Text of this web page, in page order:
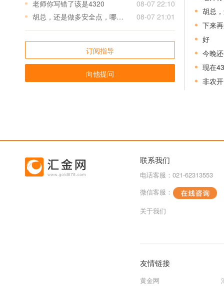
老师你写错了该是4320
08-07 22:10
胡总，还是做多安全点，哪里还能接多？谢谢。
08-07 21:01
订阅指导
向他提问
胡总
下来
好
今晚
现在
非农
联系我们
电话客服：021-62313553
微信客服：
关于我们
友情链接
黄金网